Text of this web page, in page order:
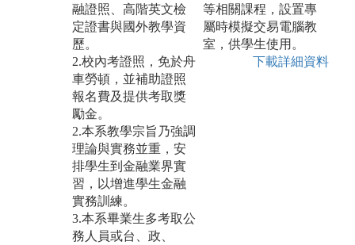
融證照、高階英文檢
定證書與國外教學資
歷。
2.校內考證照，免於舟
車勞頓，並補助證照
報名費及提供考取獎
勵金。
2.本系教學宗旨乃強調
理論與實務並重，安
排學生到金融業界實
習，以增進學生金融
實務訓練。
3.本系畢業生多考取公
務人員或台、政、
等相關課程，設置專
屬時模擬交易電腦教
室，供學生使用。
下載詳細資料